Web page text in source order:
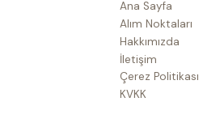
Ana Sayfa
Alım Noktaları
Hakkımızda
İletişim
Çerez Politikası
KVKK